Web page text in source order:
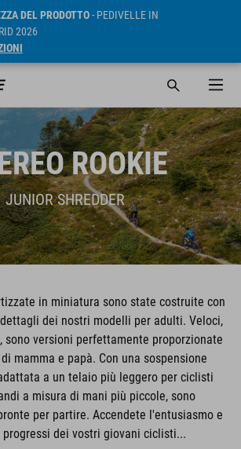
DEL PRODOTTO- PEDIVELLE IN
2026
ROOKIE
JUNIOR SHREDDER
in miniatura sono state costruite con
dei nostri modelli per adulti. Veloci,
sono versioni perfettamente proporzionate
mamma e papà. Con una sospensione
a un telaio più leggero per ciclisti
a misura di mani più piccole, sono
per partire. Accendete l'entusiasmo e
dei vostri giovani ciclisti...